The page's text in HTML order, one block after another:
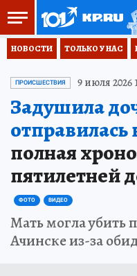
НОВОСТИ ТОЛЬКО У НАС
ПРОИСШЕСТВИЯ 9 июля 2026
Задушила
отправилась
полная
пятилетней
ФОТО ВИДЕО
Мать могла убить
Ачинске из-за